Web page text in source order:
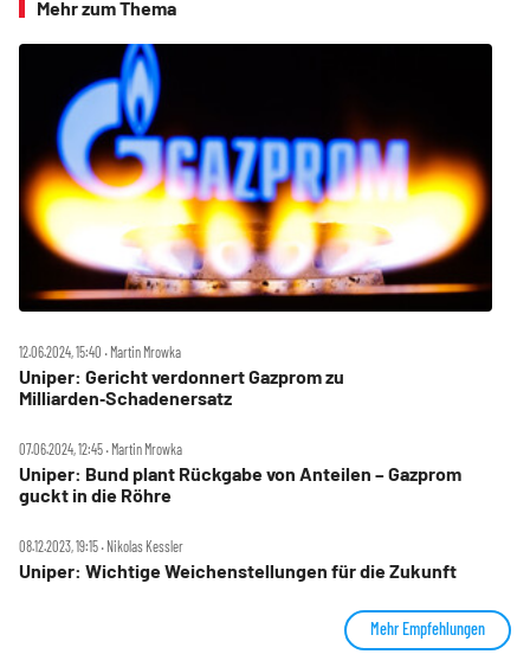
Mehr zum Thema
12.06.2024, 15:40 ‧ Martin Mrowka
Uniper: Gericht verdonnert Gazprom zu
Milliarden‑Schadenersatz
07.06.2024, 12:45 ‧ Martin Mrowka
Uniper: Bund plant Rückgabe von Anteilen – Gazprom
guckt in die Röhre
08.12.2023, 19:15 ‧ Nikolas Kessler
Uniper: Wichtige Weichenstellungen für die Zukunft
Mehr Empfehlungen